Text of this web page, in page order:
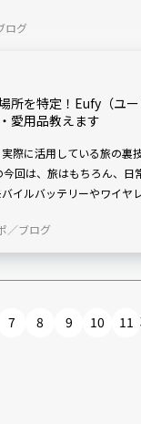
れする手間が省け、空港
ログ
所を特定！Eufy（ユ
愛用品教えます
際に活用している旅の裏
回は、旅はもちろん、日
イルバッテリーやワイヤ
カーがあります。iPhone
選べば使用OK。パスポー
／ブログ
7 8 9 10 11